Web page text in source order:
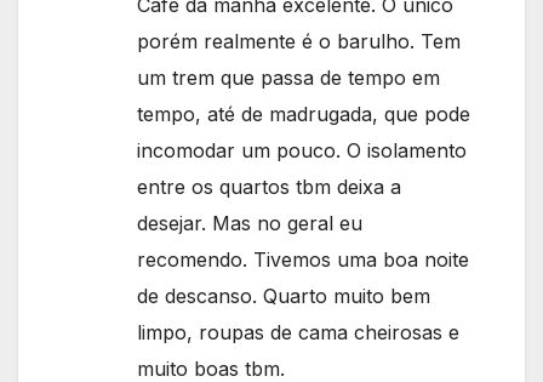
porém realmente é o barulho. Tem
um trem que passa de tempo em
tempo, até de madrugada, que pode
incomodar um pouco. O isolamento
entre os quartos tbm deixa a
desejar. Mas no geral eu
recomendo. Tivemos uma boa noite
de descanso. Quarto muito bem
limpo, roupas de cama cheirosas e
muito boas tbm.